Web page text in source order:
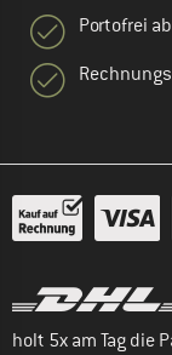
Portofrei
holt 5x am Tag die